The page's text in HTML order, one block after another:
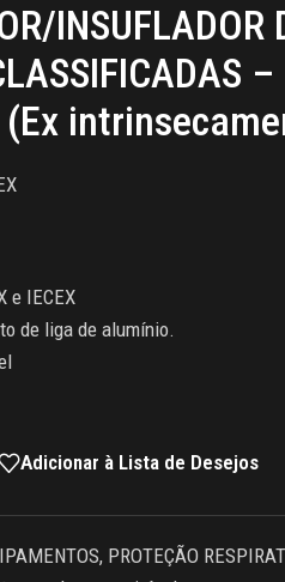
INSUFLADOR
(Ex
e IECEX
de liga de alumínio.
Adicionar à Lista de Desejos
, PROTEÇÃO